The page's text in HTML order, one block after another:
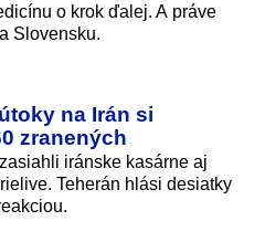
o krok ďalej. A práve
Slovensku.
na Irán si
zranených
iránske kasárne aj
Teherán hlási desiatky